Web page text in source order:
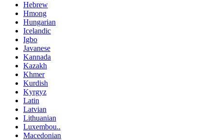
Hebrew
Hmong
Hungarian
Icelandic
Igbo
Javanese
Kannada
Kazakh
Khmer
Kurdish
Kyrgyz
Latin
Latvian
Lithuanian
Luxembou..
Macedonian